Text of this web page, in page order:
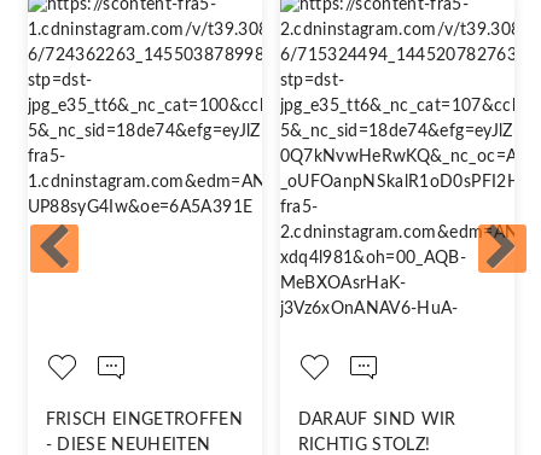
FRISCH EINGETROFFEN
- DIESE NEUHEITEN
DARAUF SIND WIR
RICHTIG STOLZ!